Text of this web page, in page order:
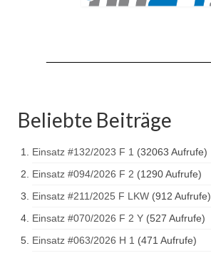
Jahresrückblicke
Jahresrückblick 2016
Jahresrückblick 2017
Beliebte Beiträge
Einsatz #132/2023 F 1 (32063 Aufrufe)
Einsatz #094/2026 F 2 (1290 Aufrufe)
Einsatz #211/2025 F LKW (912 Aufrufe)
Einsatz #070/2026 F 2 Y (527 Aufrufe)
Einsatz #063/2026 H 1 (471 Aufrufe)